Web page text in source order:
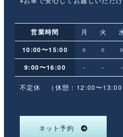
営業時間 月 火
10:00〜15:00
○ ○ ○
9:00〜16:00
- - -
不定休 （休憩：12:00〜13:00
ネット予約